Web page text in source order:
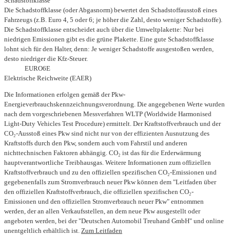
Die Schadstoffklasse (oder Abgasnorm) bewertet den Schadstoffausstoß eines
Fahrzeugs (z.B. Euro 4, 5 oder 6; je höher die Zahl, desto weniger Schadstoffe).
Die Schadstoffklasse entscheidet auch über die Umweltplakette: Nur bei
niedrigen Emissionen gibt es die grüne Plakette. Eine gute Schadstoffklasse
lohnt sich für den Halter, denn: Je weniger Schadstoffe ausgestoßen werden,
desto niedriger die Kfz-Steuer.
EURO6E
Elektrische Reichweite (EAER)
Die Informationen erfolgen gemäß der Pkw-
Energieverbrauchskennzeichnungsverordnung. Die angegebenen Werte wurden
nach dem vorgeschriebenen Messverfahren WLTP (Worldwide Harmonised
Light-Duty Vehicles Test Procedure) ermittelt. Der Kraftstoffverbrauch und der
CO₂-Ausstoß eines Pkw sind nicht nur von der effizienten Ausnutzung des
Kraftstoffs durch den Pkw, sondern auch vom Fahrstil und anderen
nichttechnischen Faktoren abhängig. CO₂ ist das für die Erderwärmung
hauptverantwortliche Treibhausgas. Weitere Informationen zum offiziellen
Kraftstoffverbrauch und zu den offiziellen spezifischen CO₂-Emissionen und
gegebenenfalls zum Stromverbrauch neuer Pkw können dem "Leitfaden über
den offiziellen Kraftstoffverbrauch, die offiziellen spezifischen CO₂-
Emissionen und den offiziellen Stromverbrauch neuer Pkw" entnommen
werden, der an allen Verkaufsstellen, an dem neue Pkw ausgestellt oder
angeboten werden, bei der "Deutschen Automobil Treuhand GmbH" und online
unentgeltlich erhältlich ist. Zum Leitfaden